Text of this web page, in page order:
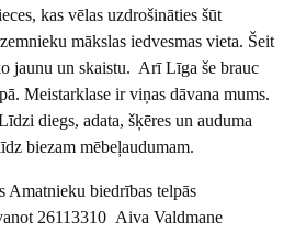
kas vēlas uzdrošināties šūt
mākslas iedvesmas vieta. Šeit
jaunu un skaistu. Arī Līga še brauc
Meistarklase ir viņas dāvana mums.
diegs, adata, šķēres un auduma
biezam mēbeļaudumam.
Amatnieku biedrības telpās
26113310 Aiva Valdmane